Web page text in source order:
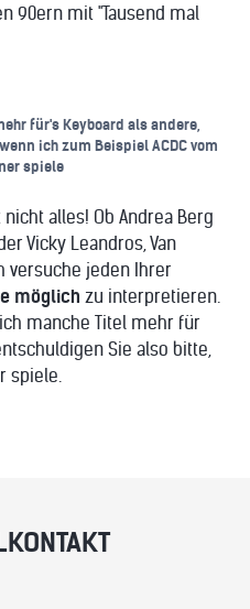
90ern mit "Tausend mal
für's Keyboard als andere,
ich zum Beispiel ACDC vom
spiele
alles! Ob Andrea Berg
Vicky Leandros, Van
versuche jeden Ihrer
möglich zu interpretieren.
manche Titel mehr für
Sie also bitte,
spiele.